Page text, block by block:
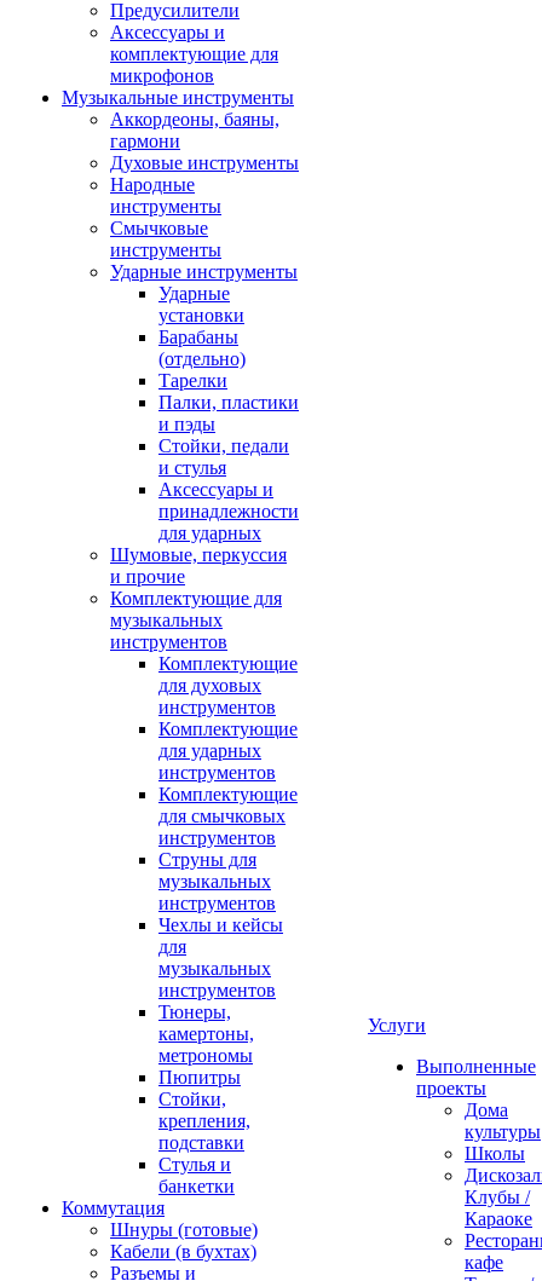
Предусилители
Аксессуары и
комплектующие для
микрофонов
Музыкальные инструменты
Аккордеоны, баяны,
гармони
Духовые инструменты
Народные
инструменты
Смычковые
инструменты
Ударные инструменты
Ударные
установки
Барабаны
(отдельно)
Тарелки
Палки, пластики
и пэды
Стойки, педали
и стулья
Аксессуары и
принадлежности
для ударных
Шумовые, перкуссия
и прочие
Комплектующие для
музыкальных
инструментов
Комплектующие
для духовых
инструментов
Комплектующие
для ударных
инструментов
Комплектующие
для смычковых
инструментов
Струны для
музыкальных
инструментов
Чехлы и кейсы
для
музыкальных
инструментов
Тюнеры,
камертоны,
метрономы
Пюпитры
Стойки,
крепления,
подставки
Стулья и
банкетки
Коммутация
Шнуры (готовые)
Кабели (в бухтах)
Разъемы и
Услуги
Выполненные
проекты
Дома
культуры
Школы
Клубы /
Караоке
кафе